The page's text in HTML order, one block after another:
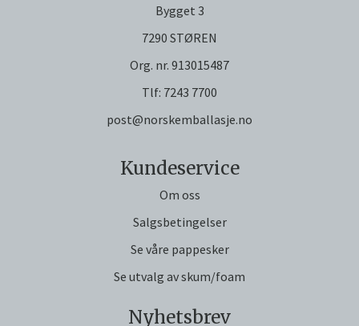
Bygget 3
7290 STØREN
Org. nr. 913015487
Tlf: 7243 7700
post@norskemballasje.no
Kundeservice
Om oss
Salgsbetingelser
Se våre pappesker
Se utvalg av skum/foam
Nyhetsbrev